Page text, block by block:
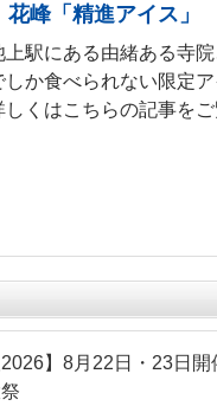
峰「精進アイス」
上駅にある由緒ある寺
しか食べられない限定
しくはこちらの記事をご
2026】8月22日・23日